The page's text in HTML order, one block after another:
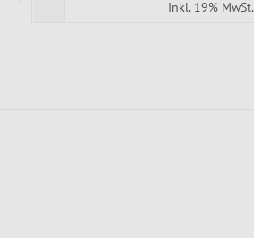
Inkl. 19% MwSt.